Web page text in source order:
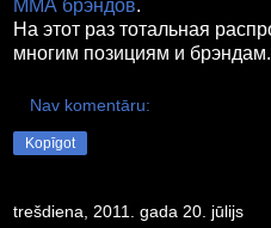
ММА брэндов.
На этот раз тотальная
многим позициям и брэндам.
Nav komentāru:
Kopīgot
trešdiena, 2011. gada 20. jūlijs